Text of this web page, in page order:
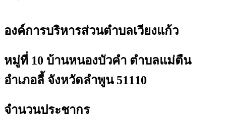
องค์การบริหารส่วนตำบลเวียงแก้ว
หมู่ที่ 10 บ้านหนองบัวคำ ตำบลแม่ตืน
อำเภอลี้ จังหวัดลำพูน 51110
จำนวนประชากร